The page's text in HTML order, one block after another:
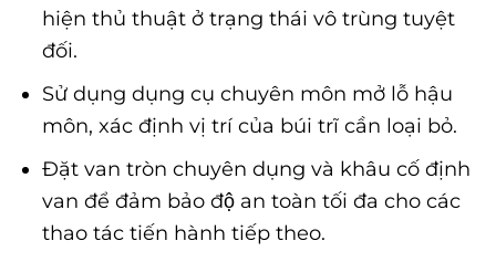
hiện thủ thuật ở trạng thái vô trùng tuyệt
đối.
Sử dụng dụng cụ chuyên môn mở lỗ hậu
môn, xác định vị trí của búi trĩ cần loại bỏ.
Đặt van tròn chuyên dụng và khâu cố định
van để đảm bảo độ an toàn tối đa cho các
thao tác tiến hành tiếp theo.